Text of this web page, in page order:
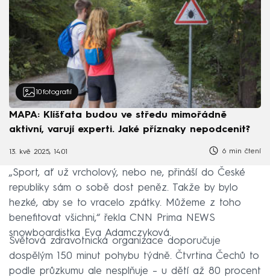
10 fotografií
MAPA: Klíšťata budou ve středu mimořádně
aktivní, varují experti. Jaké příznaky nepodcenit?
13. kvě 2025, 14:01 6 min čtení
„Sport, ať už vrcholový, nebo ne, přináší do České
republiky sám o sobě dost peněz. Takže by bylo
hezké, aby se to vracelo zpátky. Můžeme z toho
benefitovat všichni,“ řekla CNN Prima NEWS
snowboardistka Eva Adamczyková.
Světová zdravotnická organizace doporučuje
dospělým 150 minut pohybu týdně. Čtvrtina Čechů to
podle průzkumu ale nesplňuje – u dětí až 80 procent